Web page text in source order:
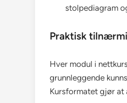
stolpediagram
Praktisk
Hver modul i
grunnleggende
Kursformatet gjør at